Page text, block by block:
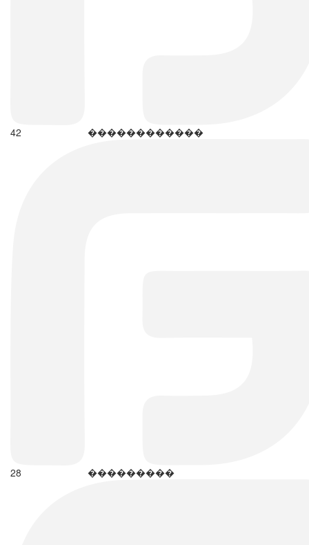
42 ������������
28 ���������